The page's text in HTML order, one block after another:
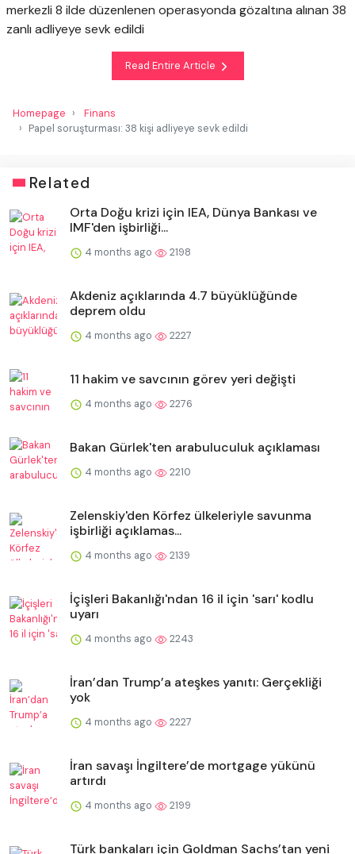
merkezli 8 ilde düzenlenen operasyonda gözaltına alınan 38
zanlı adliyeye sevk edildi
Read Entire Article
Homepage
Finans
Papel soruşturması: 38 kişi adliyeye sevk edildi
Related
Orta Doğu krizi için IEA, Dünya Bankası ve
IMF'den işbirliği...
4 months ago 2198
Akdeniz açıklarında 4.7 büyüklüğünde
deprem oldu
4 months ago 2227
11 hakim ve savcının görev yeri değişti
4 months ago 2276
Bakan Gürlek'ten arabuluculuk açıklaması
4 months ago 2210
Zelenskiy'den Körfez ülkeleriyle savunma
işbirliği açıklamas...
4 months ago 2139
İçişleri Bakanlığı'ndan 16 il için 'sarı' kodlu
uyarı
4 months ago 2243
İran’dan Trump’a ateşkes yanıtı: Gerçekliği
yok
4 months ago 2227
İran savaşı İngiltere’de mortgage yükünü
artırdı
4 months ago 2199
Türk bankaları için Goldman Sachs’tan yeni